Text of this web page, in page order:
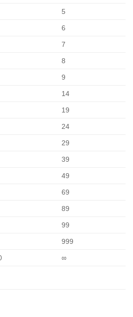
5
6
7
8
9
14
19
24
29
39
49
69
89
99
999
∞